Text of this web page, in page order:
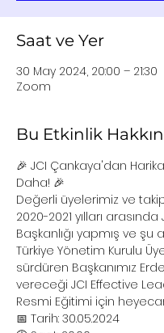
Saat ve Yer
30 May 2024, 20:00 – 21:30
Zoom
Bu Etkinlik
🎉 JCI Çankaya'dan Harika
Daha! 🎉
Değerli üyelerimiz ve
2020-2021 yılları
Başkanlığı yapmış ve şu
Türkiye Yönetim Kurulu
sürdüren Başkanımız
vereceği JCI Effective
Resmi Eğitimi için
📅 Tarih: 30.05.2024